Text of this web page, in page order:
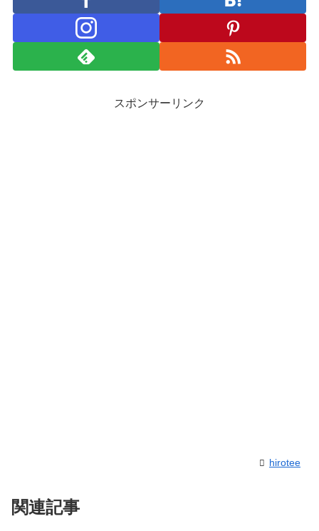
スポンサーリンク
hirotee
関連記事